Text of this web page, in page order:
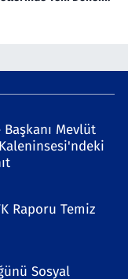
Mevlüt
Raporu Temiz
Sosyal